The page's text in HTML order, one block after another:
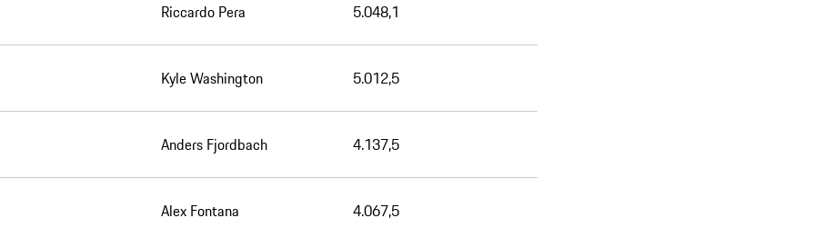
Riccardo Pera 5.048,1
Kyle Washington 5.012,5
Anders Fjordbach 4.137,5
Alex Fontana 4.067,5